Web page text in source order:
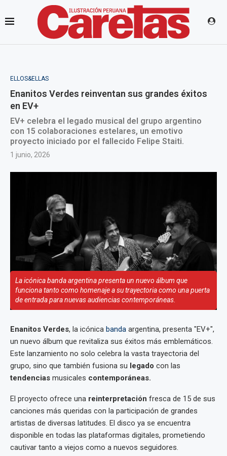
ELLOS&ELLAS
Enanitos Verdes reinventan sus grandes éxitos
en EV+
EV+ celebra el legado musical del grupo argentino
con 15 colaboraciones estelares, un emotivo
proyecto iniciado por el fallecido Felipe Staiti.
1 junio, 2026
La icónica banda argentina presenta un nuevo álbum que
funciona tanto como homenaje a su trayectoria como una puerta
de entrada para nuevas audiencias contemporáneas.
Enanitos Verdes, la icónica banda argentina, presenta "EV+",
un nuevo álbum que revitaliza sus éxitos más emblemáticos.
Este lanzamiento no solo celebra la vasta trayectoria del
grupo, sino que también fusiona su legado con las
tendencias musicales contemporáneas.
El proyecto ofrece una reinterpretación fresca de 15 de sus
canciones más queridas con la participación de grandes
artistas de diversas latitudes. El disco ya se encuentra
disponible en todas las plataformas digitales, prometiendo
cautivar tanto a viejos como a nuevos seguidores.